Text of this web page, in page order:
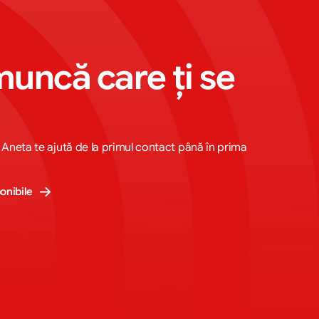
care ți se
te ajută de la primul contact până în prima